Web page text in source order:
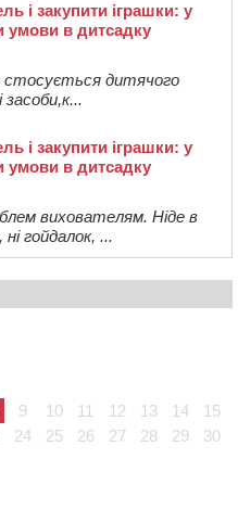
і закупити іграшки: у
умови в дитсадку
стосується дитячого
засоби,к...
і закупити іграшки: у
умови в дитсадку
вихователям. Ніде в
ні гойдалок, ...
9 10 11 12 13 14
15
24 25 26 27 28 29
30